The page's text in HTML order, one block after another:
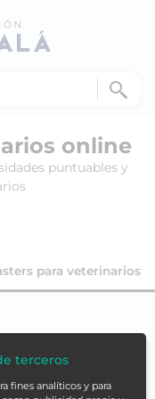
online
puntuables y
para veterinarios
terceros
fines analíticos y para